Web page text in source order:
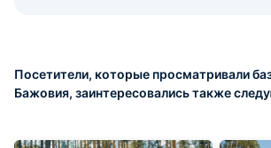
Посетители, которые просматривали
Бажовия, заинтересовались также